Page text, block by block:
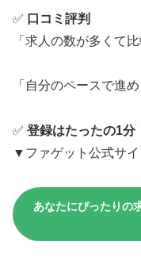
✅ 口コミ評判
「求人の数が多くて
「自分のペースで進め
✅ 登録はたったの1分
▼ファゲット公式サ
あなたにぴったりの